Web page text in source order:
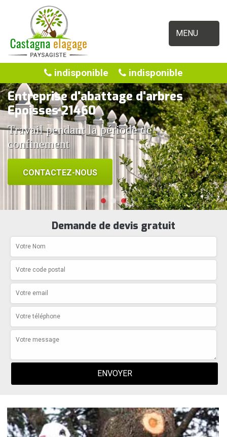
MENU
indisponible indisponible
Entreprise d'abattage d'arbres
Epoisses 21460
Travail pendant la période de
confinement
CONTACTEZ-NOUS
Demande de devis gratuit